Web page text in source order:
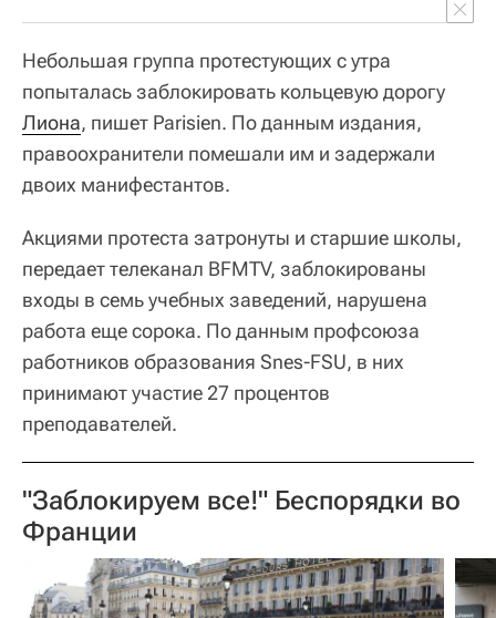
Небольшая группа протестующих с утра
попыталась заблокировать кольцевую дорогу
Лиона, пишет Parisien. По данным издания,
правоохранители помешали им и задержали
двоих манифестантов.
Акциями протеста затронуты и старшие школы,
передает телеканал BFMTV, заблокированы
входы в семь учебных заведений, нарушена
работа еще сорока. По данным профсоюза
работников образования Snes-FSU, в них
принимают участие 27 процентов
преподавателей.
"Заблокируем все!" Беспорядки во
Франции